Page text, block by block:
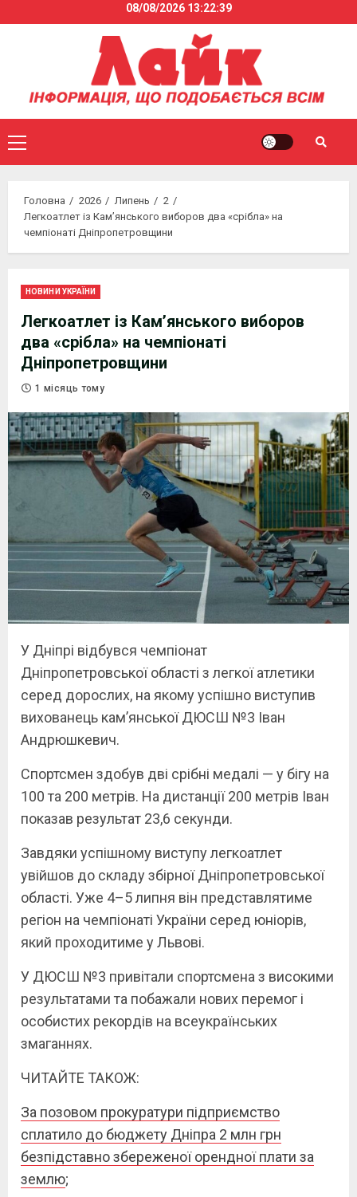
to
08/08/2026 13:22:39
Primary
Menu
Головна 2026 Липень
2
Легкоатлет із Кам’янського виборов два «срібла» на
чемпіонаті Дніпропетровщини
НОВИНИ УКРАЇНИ
Легкоатлет із Кам’янського виборов
два «срібла» на чемпіонаті
Дніпропетровщини
1 місяць тому
У Дніпрі відбувся чемпіонат
Дніпропетровської області з легкої атлетики
серед дорослих, на якому успішно виступив
вихованець кам’янської ДЮСШ №3 Іван
Андрюшкевич.
Спортсмен здобув дві срібні медалі — у бігу на
100 та 200 метрів. На дистанції 200 метрів Іван
показав результат 23,6 секунди.
Завдяки успішному виступу легкоатлет
увійшов до складу збірної Дніпропетровської
області. Уже 4–5 липня він представлятиме
регіон на чемпіонаті України серед юніорів,
який проходитиме у Львові.
У ДЮСШ №3 привітали спортсмена з високими
результатами та побажали нових перемог і
особистих рекордів на всеукраїнських
змаганнях.
ЧИТАЙТЕ ТАКОЖ:
За позовом прокуратури підприємство
сплатило до бюджету Дніпра 2 млн грн
безпідставно збереженої орендної плати за
землю;